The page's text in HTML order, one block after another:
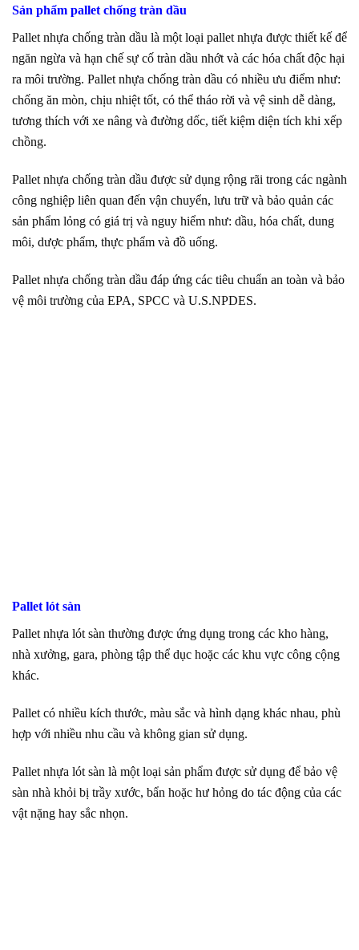
Sản phẩm pallet chống tràn dầu
Pallet nhựa chống tràn dầu là một loại pallet nhựa được thiết kế để
ngăn ngừa và hạn chế sự cố tràn dầu nhớt và các hóa chất độc hại
ra môi trường. Pallet nhựa chống tràn dầu có nhiều ưu điểm như:
chống ăn mòn, chịu nhiệt tốt, có thể tháo rời và vệ sinh dễ dàng,
tương thích với xe nâng và đường dốc, tiết kiệm diện tích khi xếp
chồng.
Pallet nhựa chống tràn dầu được sử dụng rộng rãi trong các ngành
công nghiệp liên quan đến vận chuyển, lưu trữ và bảo quản các
sản phẩm lỏng có giá trị và nguy hiểm như: dầu, hóa chất, dung
môi, dược phẩm, thực phẩm và đồ uống.
Pallet nhựa chống tràn dầu đáp ứng các tiêu chuẩn an toàn và bảo
vệ môi trường của EPA, SPCC và U.S.NPDES.
Pallet lót sàn
Pallet nhựa lót sàn thường được ứng dụng trong các kho hàng,
nhà xưởng, gara, phòng tập thể dục hoặc các khu vực công cộng
khác.
Pallet có nhiều kích thước, màu sắc và hình dạng khác nhau, phù
hợp với nhiều nhu cầu và không gian sử dụng.
Pallet nhựa lót sàn là một loại sản phẩm được sử dụng để bảo vệ
sàn nhà khỏi bị trầy xước, bẩn hoặc hư hỏng do tác động của các
vật nặng hay sắc nhọn.